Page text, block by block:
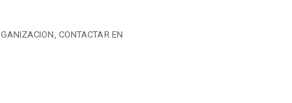
CONTACTAR EN